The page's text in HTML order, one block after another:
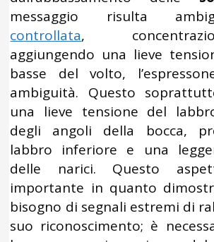
messaggio risulta
controllata,
aggiungendo una lieve
basse del volto,
ambiguità. Questo
una lieve tensione del
degli angoli della bocca,
labbro inferiore e una
delle narici. Questo
importante in quanto
bisogno di segnali estremi di
suo riconoscimento; è